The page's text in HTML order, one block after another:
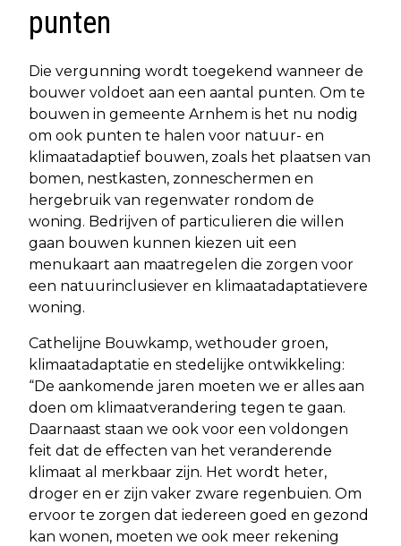
punten
Die vergunning wordt toegekend wanneer de
bouwer voldoet aan een aantal punten. Om te
bouwen in gemeente Arnhem is het nu nodig
om ook punten te halen voor natuur- en
klimaatadaptief bouwen, zoals het plaatsen van
bomen, nestkasten, zonneschermen en
hergebruik van regenwater rondom de
woning. Bedrijven of particulieren die willen
gaan bouwen kunnen kiezen uit een
menukaart aan maatregelen die zorgen voor
een natuurinclusiever en klimaatadaptatievere
woning.
Cathelijne Bouwkamp, wethouder groen,
klimaatadaptatie en stedelijke ontwikkeling:
“De aankomende jaren moeten we er alles aan
doen om klimaatverandering tegen te gaan.
Daarnaast staan we ook voor een voldongen
feit dat de effecten van het veranderende
klimaat al merkbaar zijn. Het wordt heter,
droger en er zijn vaker zware regenbuien. Om
ervoor te zorgen dat iedereen goed en gezond
kan wonen, moeten we ook meer rekening